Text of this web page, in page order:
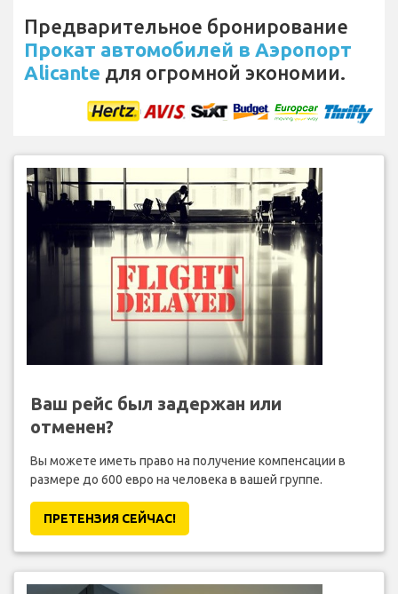
Предварительное бронирование
Прокат автомобилей в Аэропорт
Alicante для огромной экономии.
Ваш рейс был задержан или
отменен?
Вы можете иметь право на получение компенсации в
размере до 600 евро на человека в вашей группе.
ПРЕТЕНЗИЯ CЕЙЧАС!